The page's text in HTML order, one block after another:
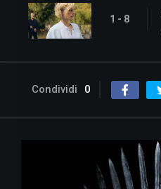
1 - 8
Condividi 0